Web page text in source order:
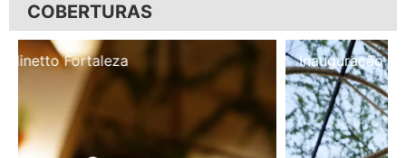
COBERTURAS
Inauguração Illa Café